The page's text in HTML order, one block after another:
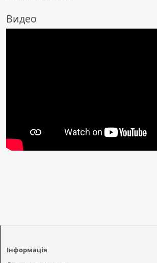
Видео
Інформація